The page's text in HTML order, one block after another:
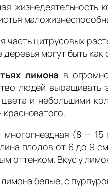
жизнедеятельность
часть цитрусовых
могут быть как
лимона в
людей выращивать
цвета и небольшими
красноватого.
многогнездная (8 —
плодов от 6 до 9
оттенком. Вкус у
белые, с